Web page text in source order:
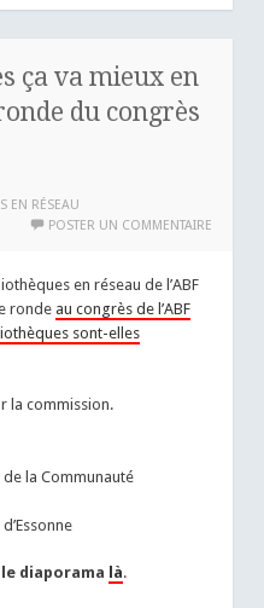
ça va mieux en
du congrès
EN RÉSEAU
POSTER UN COMMENTAIRE
en réseau de l’ABF
ronde au congrès de l’ABF
sont-elles
la commission.
de la Communauté
diaporama là.